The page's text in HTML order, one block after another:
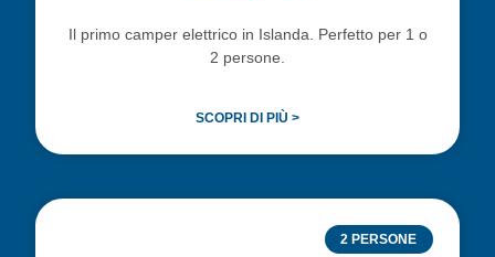
Il primo camper elettrico in Islanda. Perfetto per 1 o
2 persone.
SCOPRI DI PIÙ >
2 PERSONE